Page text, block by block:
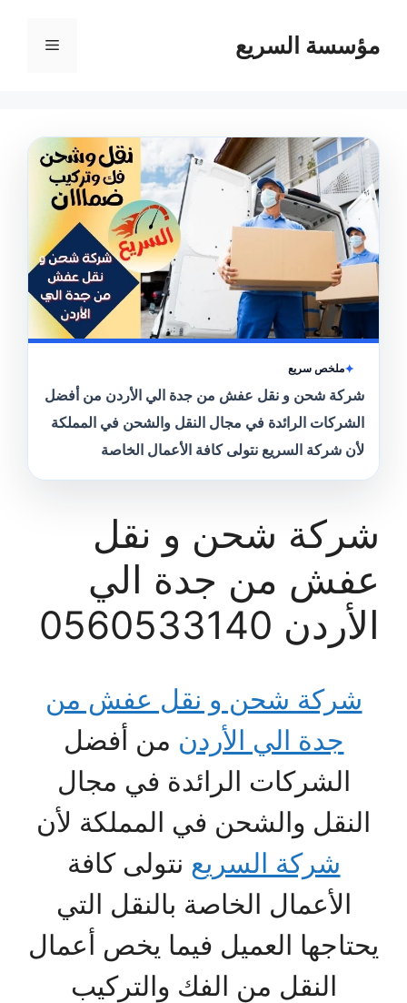
مؤسسة السريع القائمة
ملخص سريع
شركة شحن و نقل عفش من جدة الي الأردن من أفضل
الشركات الرائدة في مجال النقل والشحن في المملكة
لأن شركة السريع نتولى كافة الأعمال الخاصة
شركة شحن و نقل
عفش من جدة الي
الأردن 0560533140
شركة شحن و نقل عفش من
جدة الي الأردن من أفضل
الشركات الرائدة في مجال
النقل والشحن في المملكة لأن
شركة السريع نتولى كافة
الأعمال الخاصة بالنقل التي
يحتاجها العميل فيما يخص أعمال
النقل من الفك والتركيب